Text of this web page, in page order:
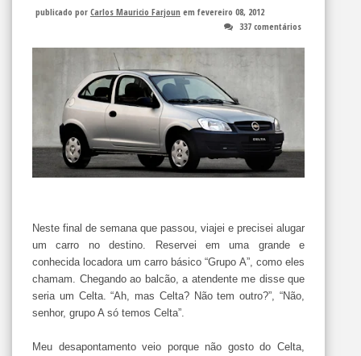
publicado por Carlos Mauricio Farjoun em fevereiro 08, 2012
337 comentários
Neste final de semana que passou, viajei e precisei alugar
um carro no destino. Reservei em uma grande e
conhecida locadora um carro básico “Grupo A”, como eles
chamam. Chegando ao balcão, a atendente me disse que
seria um Celta. “Ah, mas Celta? Não tem outro?”, “Não,
senhor, grupo A só temos Celta”.
Meu desapontamento veio porque não gosto do Celta,